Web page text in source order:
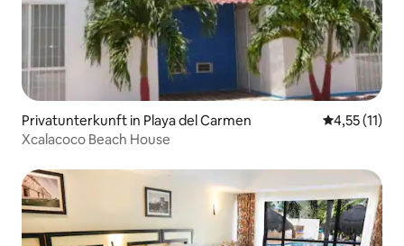
Privatunterkunft in Playa del Carmen
4,55 (11)
Xcalacoco Beach House